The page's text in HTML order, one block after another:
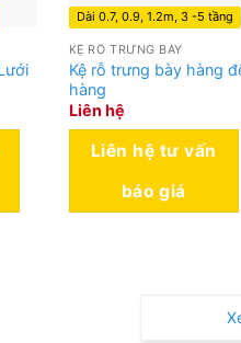
KỆ RỖ TRƯNG BÀY
Kệ rỗ trưng bày hàng
hàng
Liên hệ
Dài 0.7, 0.9, 1.2m, 3 -5 tầng
Liên hệ tư vấn
báo giá